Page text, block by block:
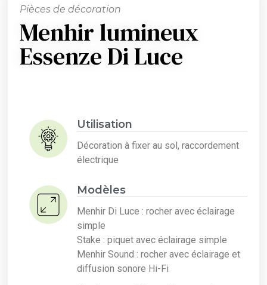
Pièces de décoration
Menhir lumineux
Essenze Di Luce
Utilisation
Décoration à fixer au sol, raccordement
électrique
Modèles
Menhir Di Luce : rocher avec éclairage
simple
Stake : piquet avec éclairage simple
Menhir Sound : rocher avec éclairage et
diffusion sonore Hi-Fi